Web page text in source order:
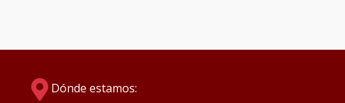
Dónde estamos: